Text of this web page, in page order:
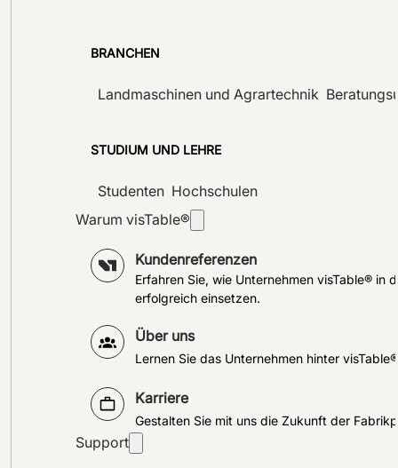
BRANCHEN
Landmaschinen und Agrartechnik
STUDIUM UND LEHRE
Studenten Hochschulen
Warum visTable®
Kundenreferenzen
Erfahren Sie, wie Unternehmen visTable® in
erfolgreich einsetzen.
Über uns
Lernen Sie das Unternehmen hinter
Karriere
Gestalten Sie mit uns die Zukunft der
Support